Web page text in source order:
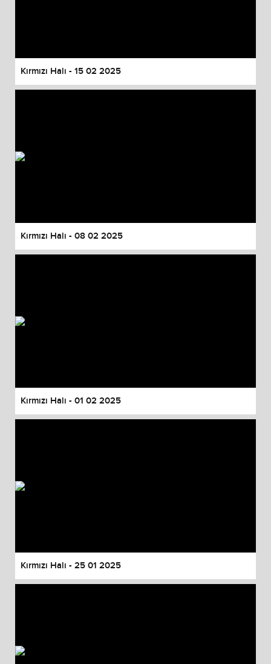
Kırmızı Halı - 15 02 2025
Kırmızı Halı - 08 02 2025
Kırmızı Halı - 01 02 2025
Kırmızı Halı - 25 01 2025